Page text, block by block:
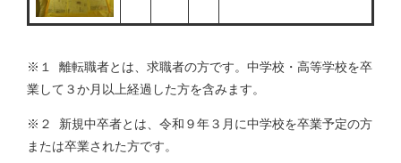
※１ 離転職者とは、求職者の方です。中学校・高等学校を卒
業して３か月以上経過した方を含みます。
※２ 新規中卒者とは、令和９年３月に中学校を卒業予定の方
または卒業された方です。